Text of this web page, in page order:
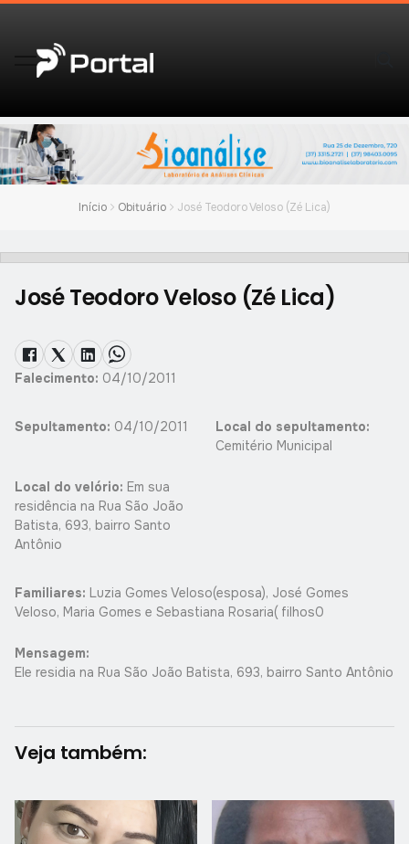
Início Obituário José Teodoro Veloso (Zé Lica)
José Teodoro Veloso (Zé Lica)
Falecimento: 04/10/2011
Sepultamento: 04/10/2011
Local do sepultamento:
Cemitério Municipal
Local do velório: Em sua
residência na Rua São João
Batista, 693, bairro Santo
Antônio
Familiares: Luzia Gomes Veloso(esposa), José Gomes
Veloso, Maria Gomes e Sebastiana Rosaria( filhos0
Mensagem:
Ele residia na Rua São João Batista, 693, bairro Santo Antônio
Veja também: